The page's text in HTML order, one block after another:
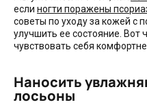
если ногти поражены
советы по уходу за кожей с
улучшить ее состояние. Вот
чувствовать себя
Наносить
лосьоны